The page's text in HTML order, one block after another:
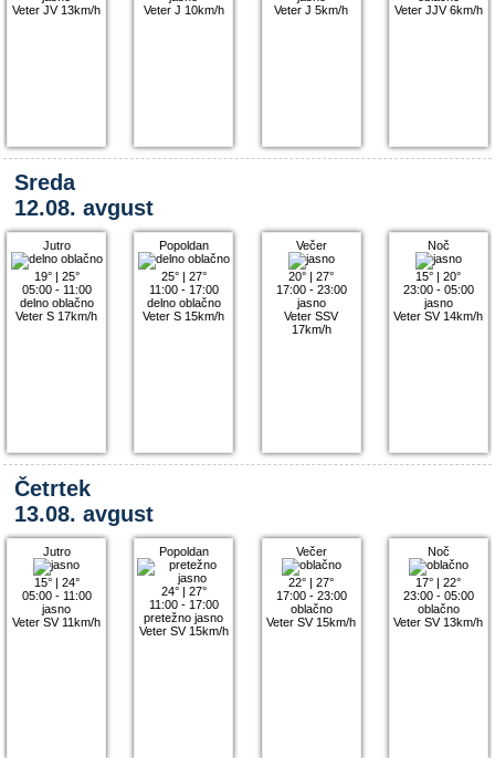
Veter JV 13km/h
Veter J 10km/h
Veter J 5km/h
Veter JJV 6km/h
Sreda
12.08. avgust
Jutro
19°| 25°
05:00 - 11:00
delno oblačno
Veter S 17km/h
Popoldan
25°| 27°
11:00 - 17:00
delno oblačno
Veter S 15km/h
Večer
20° |27°
17:00 - 23:00
jasno
Veter SSV
17km/h
Noč
15° |20°
23:00 - 05:00
jasno
Veter SV 14km/h
Četrtek
13.08. avgust
Jutro
15°| 24°
05:00 - 11:00
jasno
Veter SV 11km/h
Popoldan
24°| 27°
11:00 - 17:00
pretežno jasno
Veter SV 15km/h
Večer
22° |27°
17:00 - 23:00
oblačno
Veter SV 15km/h
Noč
17° |22°
23:00 - 05:00
oblačno
Veter SV 13km/h